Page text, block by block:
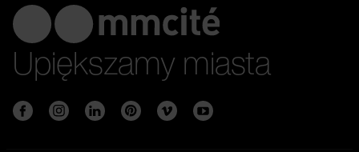
Upiększamy miasta